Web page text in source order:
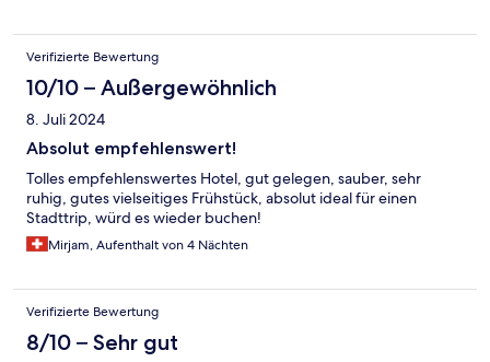
Verifizierte Bewertung
10/10 – Außergewöhnlich
8. Juli 2024
Absolut empfehlenswert!
Tolles empfehlenswertes Hotel, gut gelegen, sauber, sehr
ruhig, gutes vielseitiges Frühstück, absolut ideal für einen
Stadttrip, würd es wieder buchen!
Mirjam, Aufenthalt von 4 Nächten
Verifizierte Bewertung
8/10 – Sehr gut